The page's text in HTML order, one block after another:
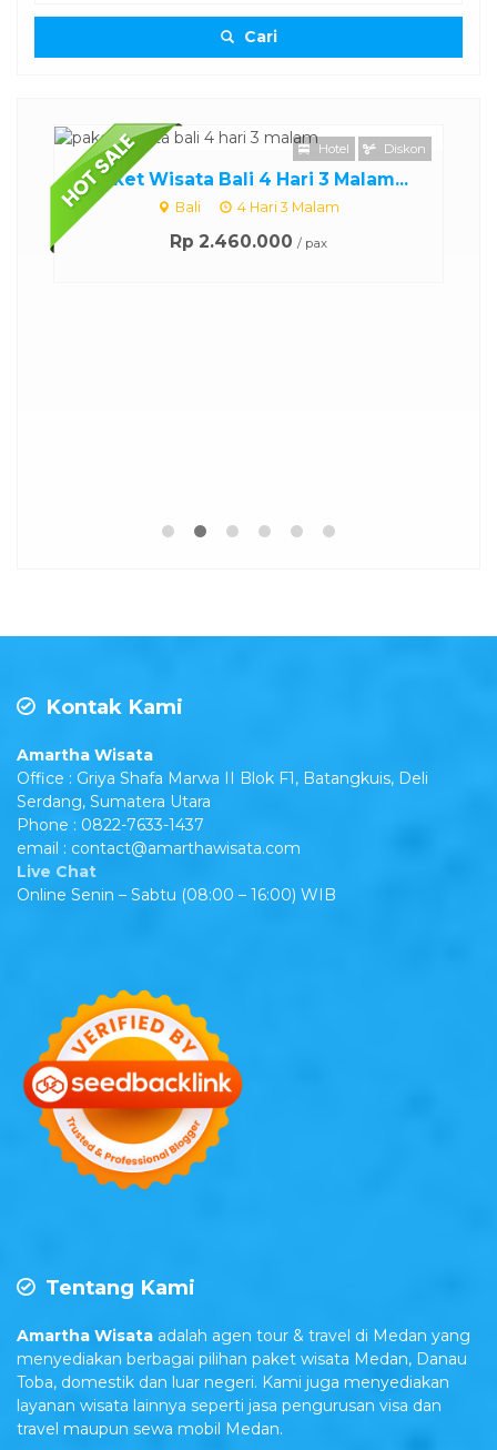
Cari
Paket Wisata Bali 4 Hari 3 Malam...
Bali 4 Hari 3 Malam
Rp 2.460.000 / pax
Hotel Diskon
Kontak Kami
Amartha Wisata
Office : Griya Shafa Marwa II Blok F1, Batangkuis, Deli
Serdang, Sumatera Utara
Phone : 0822-7633-1437
email : contact@amarthawisata.com
Live Chat
Online Senin – Sabtu (08:00 – 16:00) WIB
Tentang Kami
Amartha Wisata adalah agen tour & travel di Medan yang
menyediakan berbagai pilihan paket wisata Medan, Danau
Toba, domestik dan luar negeri. Kami juga menyediakan
layanan wisata lainnya seperti jasa pengurusan visa dan
travel maupun sewa mobil Medan.